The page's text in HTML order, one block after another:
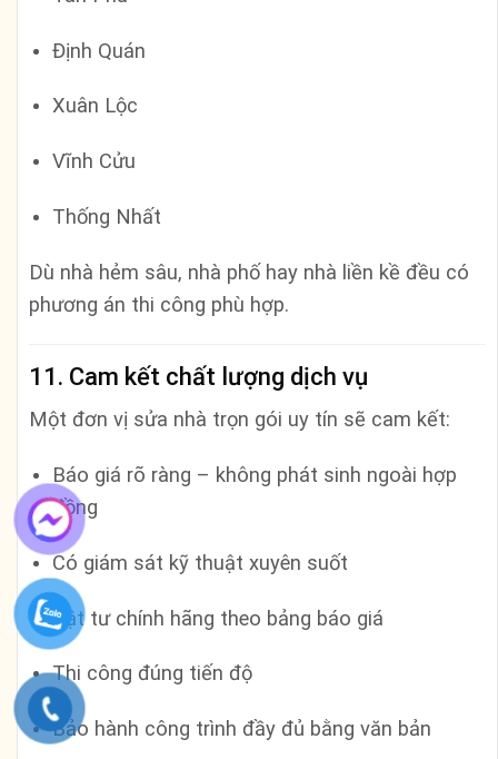
Định Quán
Xuân Lộc
Vĩnh Cửu
Thống Nhất
Dù nhà hẻm sâu, nhà phố hay nhà liền kề đều có
phương án thi công phù hợp.
11. Cam kết chất lượng dịch vụ
Một đơn vị sửa nhà trọn gói uy tín sẽ cam kết:
Báo giá rõ ràng – không phát sinh ngoài hợp
đồng
Có giám sát kỹ thuật xuyên suốt
Vật tư chính hãng theo bảng báo giá
Thi công đúng tiến độ
Bảo hành công trình đầy đủ bằng văn bản